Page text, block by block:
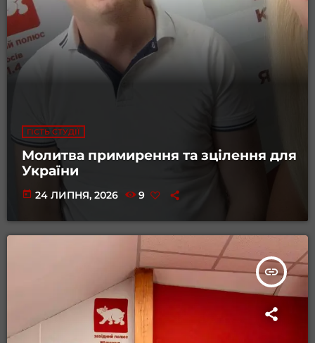
ГІСТЬ СТУДІЇ
Молитва примирення та зцілення для
України
today 24 ЛИПНЯ, 2026 9
insert_link